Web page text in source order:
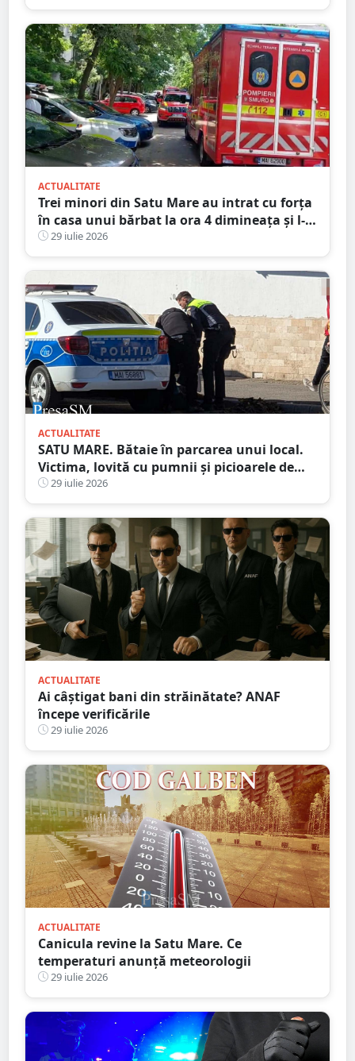
club sportiv
ACTUALITATE
Trei minori din Satu Mare au intrat cu forța
în casa unui bărbat la ora 4 dimineața și l-
au bătut
29 iulie 2026
ACTUALITATE
SATU MARE. Bătaie în parcarea unui local.
Victima, lovită cu pumnii și picioarele de
trei agresori
29 iulie 2026
ACTUALITATE
Ai câștigat bani din străinătate? ANAF
începe verificările
29 iulie 2026
ACTUALITATE
Canicula revine la Satu Mare. Ce
temperaturi anunță meteorologii
29 iulie 2026